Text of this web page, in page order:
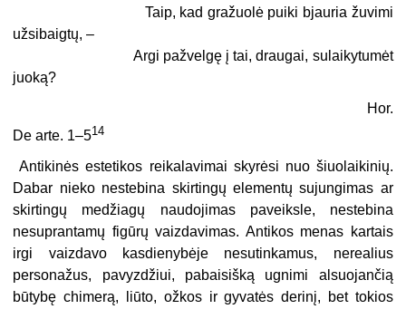
Taip, kad gražuolė puiki bjauria žuvimi
užsibaigtų, –
Argi pažvelgę į tai, draugai, sulaikytumėt
juoką?
Hor.
De arte. 1–514
Antikinės estetikos reikalavimai skyrėsi nuo šiuolaikinių.
Dabar nieko nestebina skirtingų elementų sujungimas ar
skirtingų medžiagų naudojimas paveiksle, nestebina
nesuprantamų figūrų vaizdavimas. Antikos menas kartais
irgi vaizdavo kasdienybėje nesutinkamus, nerealius
personažus, pavyzdžiui, pabaisišką ugnimi alsuojančią
būtybę chimerą, liūto, ožkos ir gyvatės derinį, bet tokios